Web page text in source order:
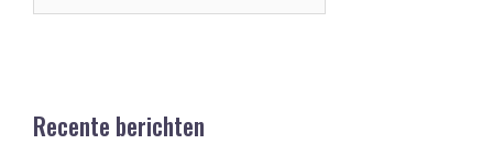
Recente berichten